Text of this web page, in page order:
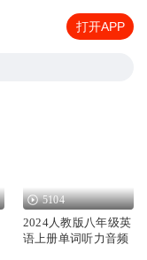
打开APP
5104
2024人教版八年级英
语上册单词听力音频